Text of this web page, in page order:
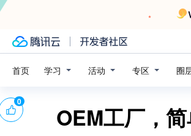
首页 学习 活动 专区 圈
OEM工厂，
0